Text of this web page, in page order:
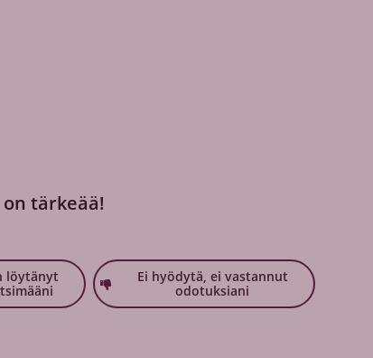
tärkeää!
löytänyt
Ei hyödytä, ei vastannut
odotuksiani